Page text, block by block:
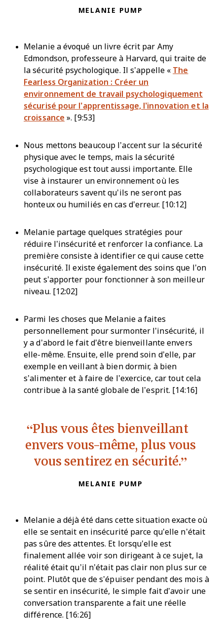
MELANIE PUMP
Melanie a évoqué un livre écrit par Amy
Edmondson, professeure à Harvard, qui traite de
la sécurité psychologique. Il s’appelle « The
Fearless Organization : Créer un
environnement de travail psychologiquement
sécurisé pour l’apprentissage, l’innovation et la
croissance ». [9:53]
Nous mettons beaucoup l’accent sur la sécurité
physique avec le temps, mais la sécurité
psychologique est tout aussi importante. Elle
vise à instaurer un environnement où les
collaborateurs savent qu’ils ne seront pas
honteux ou humiliés en cas d’erreur. [10:12]
Melanie partage quelques stratégies pour
réduire l’insécurité et renforcer la confiance. La
première consiste à identifier ce qui cause cette
insécurité. Il existe également des soins que l’on
peut s’apporter pour fonctionner à son meilleur
niveau. [12:02]
Parmi les choses que Melanie a faites
personnellement pour surmonter l’insécurité, il
y a d’abord le fait d’être bienveillante envers
elle-même. Ensuite, elle prend soin d’elle, par
exemple en veillant à bien dormir, à bien
s’alimenter et à faire de l’exercice, car tout cela
contribue à la santé globale de l’esprit. [14:16]
Plus vous êtes bienveillant
envers vous-même, plus vous
vous sentirez en sécurité.
MELANIE PUMP
Melanie a déjà été dans cette situation exacte où
elle se sentait en insécurité parce qu’elle n’était
pas sûre des attentes. Et lorsqu’elle est
finalement allée voir son dirigeant à ce sujet, la
réalité était qu’il n’était pas clair non plus sur ce
point. Plutôt que de s’épuiser pendant des mois à
se sentir en insécurité, le simple fait d’avoir une
conversation transparente a fait une réelle
différence. [16:26]